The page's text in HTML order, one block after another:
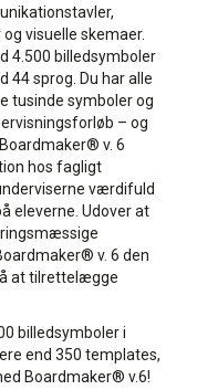
visuelle skemaer.
4.500 billedsymboler
44 sprog. Du har alle
tusinde symboler og
– og
v. 6
hos fagligt
værdifuld
eleverne. Udover at
v. 6 den
at tilrettelægge
billedsymboler i
end 350 templates,
Boardmaker® v.6!